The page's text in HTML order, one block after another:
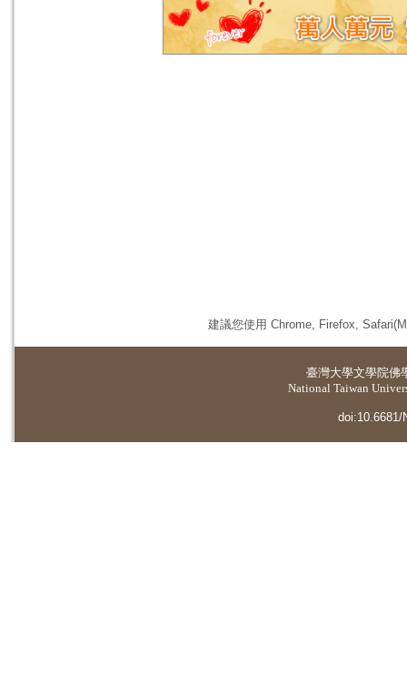
建議您使用 Chrome, Firefox,
臺灣大學文學院佛
National Taiwan
doi:10.6681/